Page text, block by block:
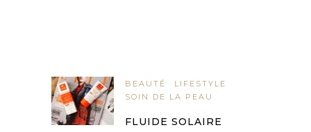
BEAUTÉ
LIFESTYLE
SOIN DE LA PEAU
FLUIDE SOLAIRE